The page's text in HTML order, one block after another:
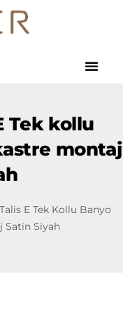
Tek kollu
montaj
E Tek Kollu Banyo
Satin Siyah